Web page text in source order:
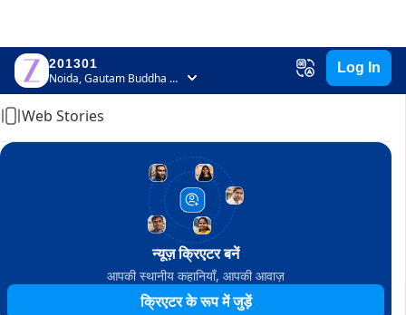
201301
Noida, Gautam Buddha Nagar, Uttar Pradesh
Log In
Home
Web Stories
न्यूज़ क्रिएटर बनें
आपकी स्थानीय कहानियाँ, आपकी आवाज़
क्रिएटर के रूप में जुड़ें